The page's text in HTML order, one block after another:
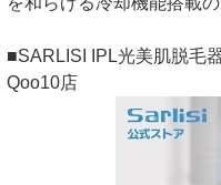
■SARLISI IPL光美肌脱毛
Qoo10店